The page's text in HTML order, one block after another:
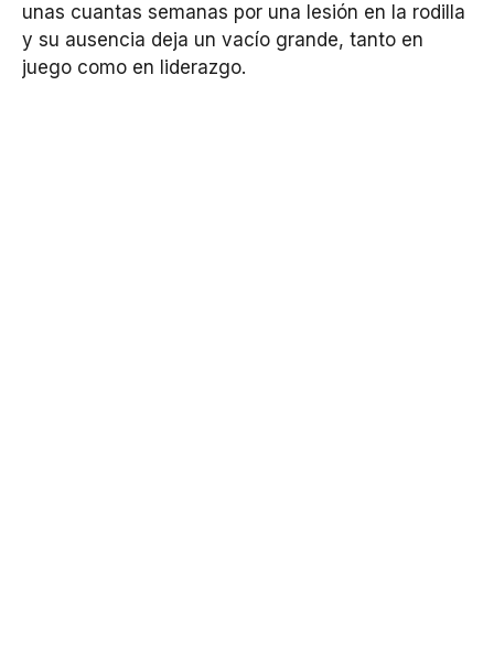
unas cuantas semanas por una lesión en la rodilla
y su ausencia deja un vacío grande, tanto en
juego como en liderazgo.